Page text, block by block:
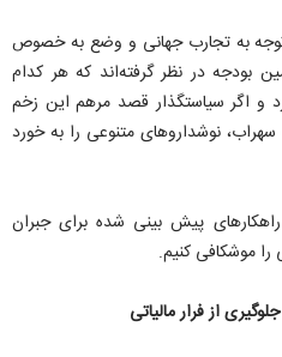
توجه به تجارب جهانی و وضع به خصوص
بودجه در نظر گرفته‌اند که هر کدام
و اگر سیاستگذار قصد مرهم این زخم
نوشداروهای متنوعی را به خورد
پیش بینی شده برای جبران
موشکافی کنیم.
از فرار مالیاتی